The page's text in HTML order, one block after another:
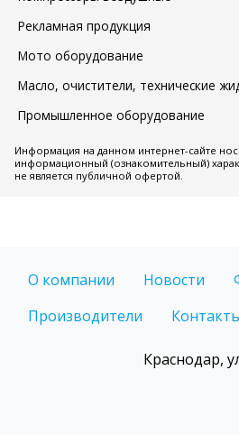
Рекламная продукция
Мото оборудование
Масло, очистители, технические
Промышленное оборудование
Информация на данном интернет-сайте
информационный (ознакомительный)
не является публичной офертой.
О компании Новости
Производители
Краснодар,